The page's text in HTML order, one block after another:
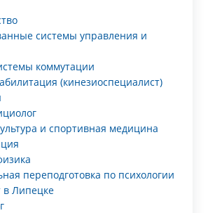
системы управления и
коммутации
(кинезиоспециалист)
и спортивная медицина
переподготовка по психологии
в Липецке